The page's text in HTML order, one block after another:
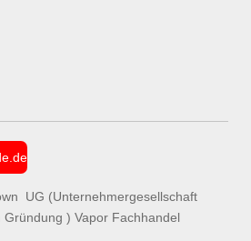
UG (Unternehmergesellschaft
) Vapor Fachhandel